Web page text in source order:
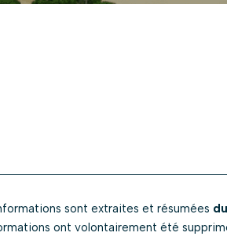
sont extraites et résumées
ont volontairement été